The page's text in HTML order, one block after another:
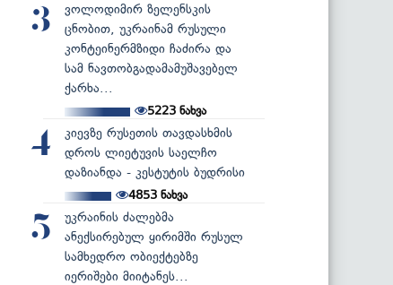
3
ვოლოდიმირ ზელენსკის
ცნობით, უკრაინამ რუსული
კონტეინერმზიდი ჩაძირა და
სამ ნავთობგადამამუშავებელ
ქარხა...
5223ნახვა
4
კიევზე რუსეთის თავდასხმის
დროს ლიეტუვის საელჩო
დაზიანდა - კესტუტის ბუდრისი
4853ნახვა
5
უკრაინის ძალებმა
ანექსირებულ ყირიმში რუსულ
სამხედრო ობიექტებზე
იერიშები მიიტანეს...